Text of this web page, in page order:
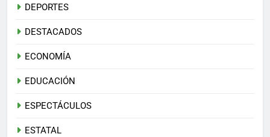
DEPORTES
DESTACADOS
ECONOMÍA
EDUCACIÓN
ESPECTÁCULOS
ESTATAL